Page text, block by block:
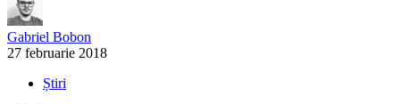
Gabriel Bobon
27 februarie 2018
Știri